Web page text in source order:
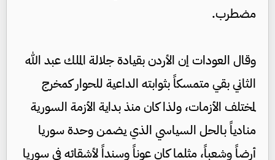
مضطرب.
وقال العودات إن الأردن بقيادة جلالة الملك عبد الله
الثاني بقي متمسكاً بثوابته الداعية للحوار كمخرج
لمختلف الأزمات، ولذا كان منذ بداية الأزمة السورية
منادياً بالحل السياسي الذي يضمن وحدة سوريا
أرضاً وشعباً، مثلما كان عوناً وسنداً لأشقائه في سوريا